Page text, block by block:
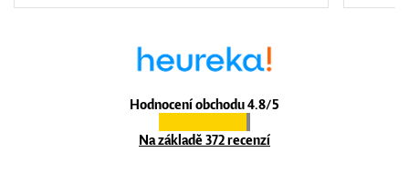
Hodnocení obchodu 4.8/5
Na základě 372 recenzí